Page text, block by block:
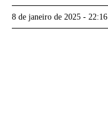
8 de janeiro de 2025 - 22:16